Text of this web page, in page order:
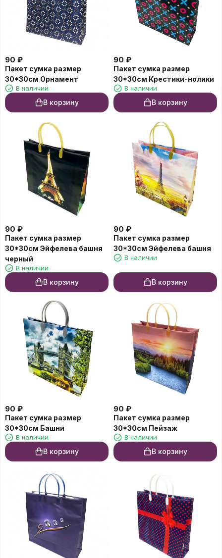
90 ₽
Пакет сумка размер
30*30см Орнамент
В наличии
В корзину
90 ₽
Пакет сумка размер
30*30см Крестики-нолики
В наличии
В корзину
90 ₽
Пакет сумка размер
30*30см Эйфелева башня
черный
В наличии
В корзину
90 ₽
Пакет сумка размер
30*30см Эйфелева башня
В наличии
В корзину
90 ₽
Пакет сумка размер
30*30см Башни
В наличии
В корзину
90 ₽
Пакет сумка размер
30*30см Пейзаж
В наличии
В корзину